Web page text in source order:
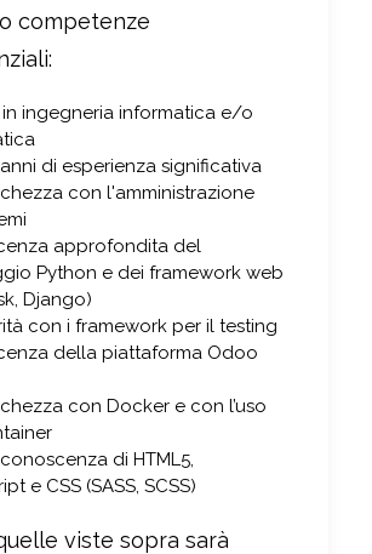
competenze
in ingegneria informatica e/o
di esperienza significativa
con l'amministrazione
approfondita del
Python e dei framework web
Django)
con i framework per il testing
della piattaforma Odoo
con Docker e con l’uso
di HTML5,
e CSS (SASS, SCSS)
viste sopra sarà